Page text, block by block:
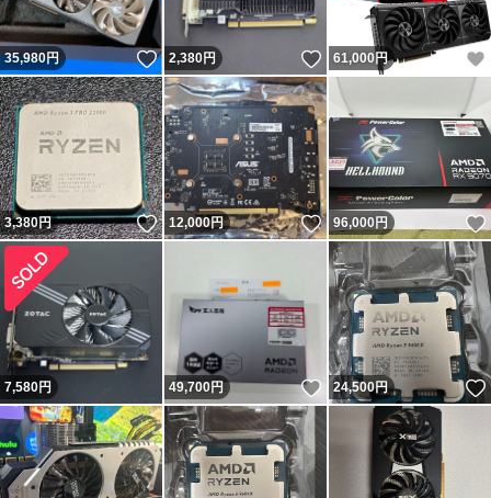
35,980円 いいね！
2,380円 いいね！
61,000 円
3,380円 いいね！
12,000円 いいね！
96,000円
7,580円 49,700円 いいね！
24,500円